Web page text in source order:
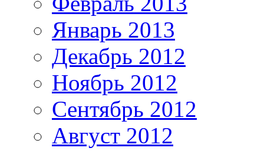
Январь 2013
Декабрь 2012
Ноябрь 2012
Сентябрь 2012
Август 2012